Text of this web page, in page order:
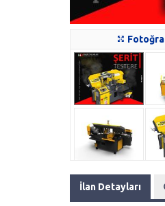
İlan Detayları